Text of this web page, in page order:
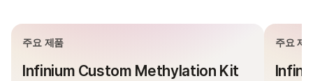
제품군별
주요 제품
Infinium Custom Methylation Kit
주요 제